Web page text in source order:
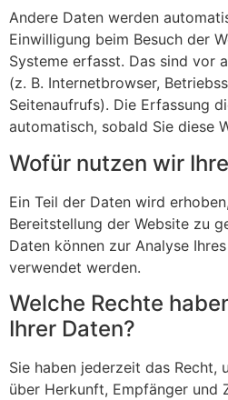
Andere Daten werden
Einwilligung beim Besuch der
Systeme erfasst. Das sind vor
(z. B. Internetbrowser,
Seitenaufrufs). Die Erfassung
automatisch, sobald Sie diese
Wofür nutzen wir
Ein Teil der Daten wird
Bereitstellung der Website zu
Daten können zur Analyse
verwendet werden.
Welche Rechte
Ihrer Daten?
Sie haben jederzeit das Recht,
über Herkunft, Empfänger und